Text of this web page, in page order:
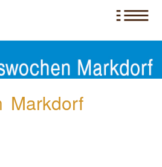
Markdorf